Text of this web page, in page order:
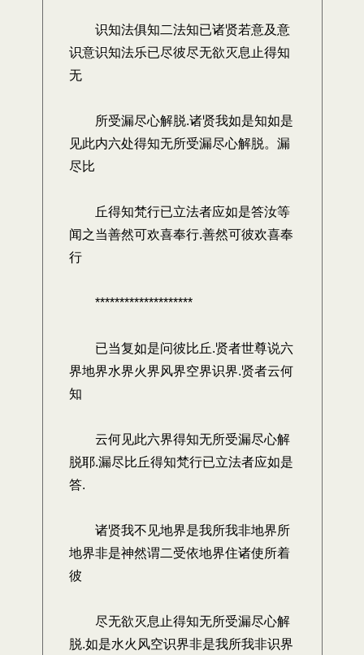
识知法俱知二法知已诸贤若意及意
识意识知法乐已尽彼尽无欲灭息止得知
无
所受漏尽心解脱.诸贤我如是知如是
见此内六处得知无所受漏尽心解脱。漏
尽比
丘得知梵行已立法者应如是答汝等
闻之当善然可欢喜奉行.善然可彼欢喜奉
行
********************
已当复如是问彼比丘.贤者世尊说六
界地界水界火界风界空界识界.贤者云何
知
云何见此六界得知无所受漏尽心解
脱耶.漏尽比丘得知梵行已立法者应如是
答.
诸贤我不见地界是我所我非地界所
地界非是神然谓二受依地界住诸使所着
彼
尽无欲灭息止得知无所受漏尽心解
脱.如是水火风空识界非是我所我非识界